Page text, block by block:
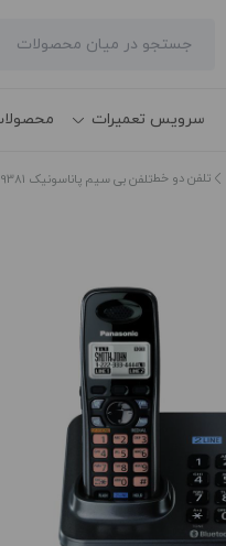
سرویس تعمیرات
تلفن دو خطتلفن بی سیم پاناسونیک KX-TG9381